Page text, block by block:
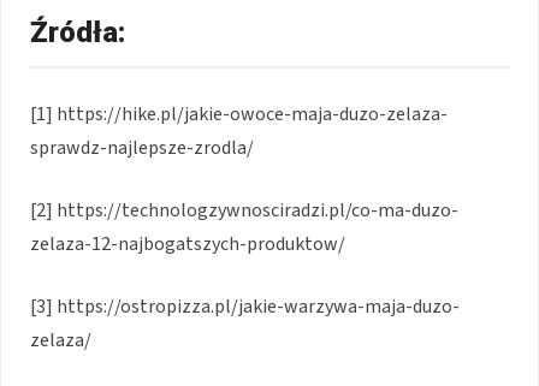
Źródła:
[1] https://hike.pl/jakie-owoce-maja-duzo-zelaza-
sprawdz-najlepsze-zrodla/
[2] https://technologzywnosciradzi.pl/co-ma-duzo-
zelaza-12-najbogatszych-produktow/
[3] https://ostropizza.pl/jakie-warzywa-maja-duzo-
zelaza/